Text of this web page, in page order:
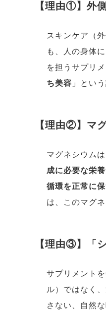
【理由①】外
スキンケア（
も、人の身体
を担うサプリ
ち美容 」とい
【理由②】マ
マグネシウム
成に必要な栄
循環を正常に
は、このマグ
【理由③】「
サプリメント
ル）ではなく
さない、自然